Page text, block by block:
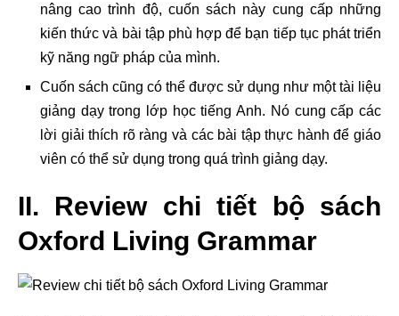
nâng cao trình độ, cuốn sách này cung cấp những
kiến thức và bài tập phù hợp để bạn tiếp tục phát triển
kỹ năng ngữ pháp của mình.
Cuốn sách cũng có thể được sử dụng như một tài liệu
giảng dạy trong lớp học tiếng Anh. Nó cung cấp các
lời giải thích rõ ràng và các bài tập thực hành để giáo
viên có thể sử dụng trong quá trình giảng dạy.
II. Review chi tiết bộ sách
Oxford Living Grammar